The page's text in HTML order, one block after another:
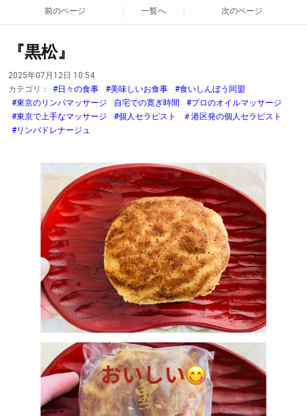
前のページ 一覧へ 次のページ
『黒松』
2025年07月12日 10:54
カテゴリ：
#日々の食事 #美味しいお食事
#食いしんぼう同盟
#東京のリンパマッサージ
自宅での寛ぎ時間
#プロのオイルマッサージ
#東京で上手なマッサージ
#個人セラピスト
＃港区発の個人セラピスト
#リンパドレナージュ